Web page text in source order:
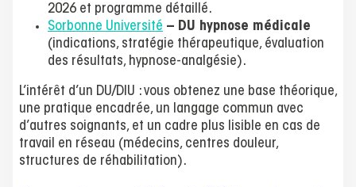
2026 et programme détaillé.
Sorbonne Université – DU hypnose médicale
(indications, stratégie thérapeutique, évaluation
des résultats, hypnose-analgésie).
L’intérêt d’un DU/DIU : vous obtenez une base théorique,
une pratique encadrée, un langage commun avec
d’autres soignants, et un cadre plus lisible en cas de
travail en réseau (médecins, centres douleur,
structures de réhabilitation).